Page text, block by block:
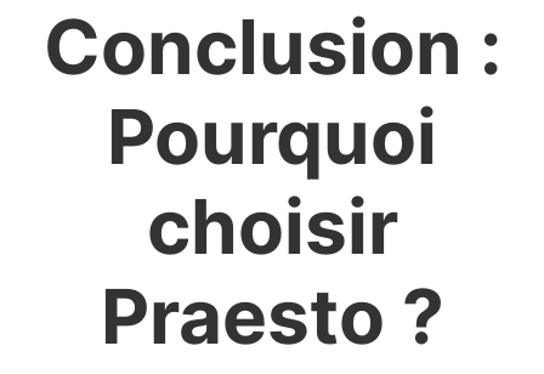
Conclusion :
Pourquoi
choisir
Praesto ?